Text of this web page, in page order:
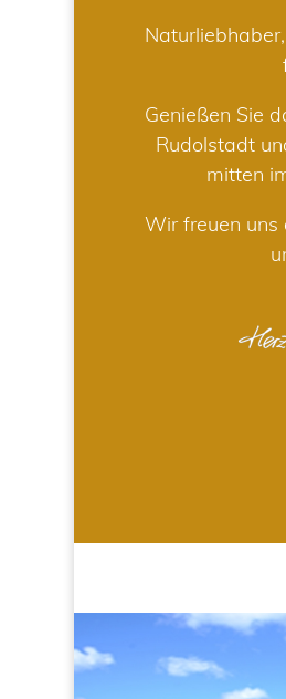
Genießen Sie
Rudolstadt
mitten
Wir freuen uns